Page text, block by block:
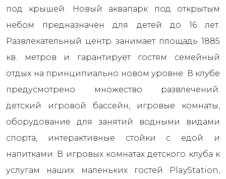
под крышей. Новый аквапарк под открытым
небом предназначен для детей до 16 лет.
Развлекательный центр занимает площадь 1885
кв. метров и гарантирует гостям семейный
отдых на принципиально новом уровне. В клубе
предусмотрено множество развлечений:
детский игровой бассейн, игровые комнаты,
оборудование для занятий водными видами
спорта, интерактивные стойки с едой и
напитками. В игровых комнатах детского клуба к
услугам наших маленьких гостей PlayStation,